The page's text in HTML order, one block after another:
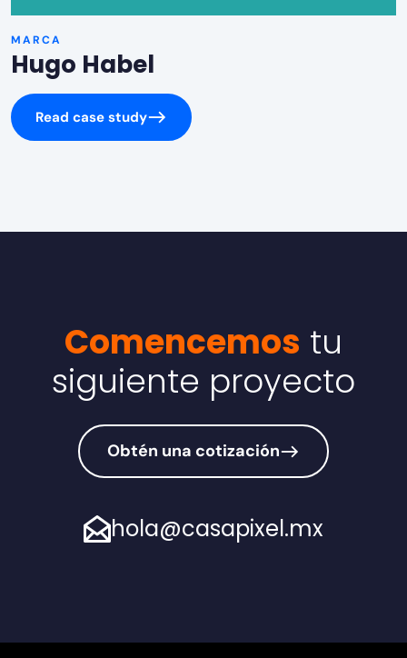
MARCA
Hugo Habel
Read case study
Comencemos tu
siguiente proyecto
Obtén una cotización
hola@casapixel.mx